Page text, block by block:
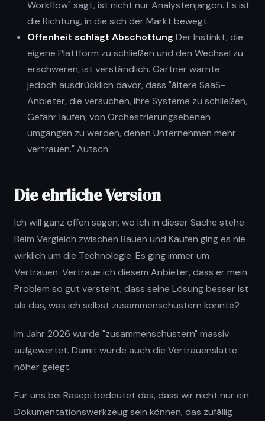
Workflow" sagt, ist nicht nur Analystenjargon. Es ist
die Richtung, in die sich der Markt bewegt.
Offenheit schlägt Abschottung Der Instinkt, die
eigene Plattform zu schließen und den Wechsel zu
erschweren, ist verständlich. Gartner warnte
jedoch ausdrücklich davor, dass "ältere SaaS-
Anbieter, die versuchen, ihre Systeme zu schließen,
Gefahr laufen, von Orchestrierungsebenen
umgangen zu werden, denen Unternehmen mehr
vertrauen." Autsch.
Die ehrliche Version
Ich will ganz offen sagen, wo ich in dieser Sache stehe.
Beim Vergleich zwischen Bauen und Kaufen ging es nie
wirklich um die Technologie. Es ging immer um
Vertrauen. Vertraue ich diesem Anbieter, dass er mein
Problem so gut versteht, dass seine Lösung besser ist
als das, was ich selbst zusammenschustern könnte?
Im Jahr 2026 wurde "zusammenschustern" massiv
aufgewertet. Damit wurde auch die Vertrauenslatte
höher gelegt.
Für uns bei Rasepi bedeutet das, dass wir nicht nur ein
Dokumentationswerkzeug sein können, das zufällig